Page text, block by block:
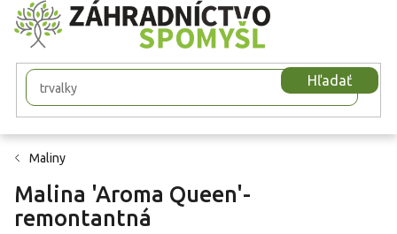
Prejsť
na
obsah
Hľadať
Maliny
Malina 'Aroma Queen'-
remontantná